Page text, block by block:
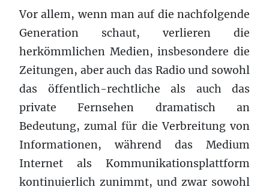
Vor allem, wenn man auf die nachfolgende
Generation schaut, verlieren die
herkömmlichen Medien, insbesondere die
Zeitungen, aber auch das Radio und sowohl
das öffentlich-rechtliche als auch das
private Fernsehen dramatisch an
Bedeutung, zumal für die Verbreitung von
Informationen, während das Medium
Internet als Kommunikationsplattform
kontinuierlich zunimmt, und zwar sowohl